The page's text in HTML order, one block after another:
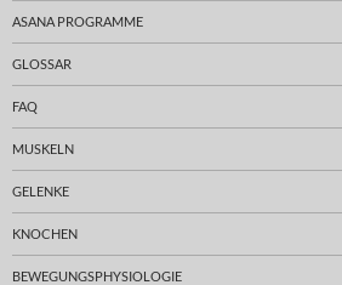
ASANA PROGRAMME
GLOSSAR
FAQ
MUSKELN
GELENKE
KNOCHEN
BEWEGUNGSPHYSIOLOGIE